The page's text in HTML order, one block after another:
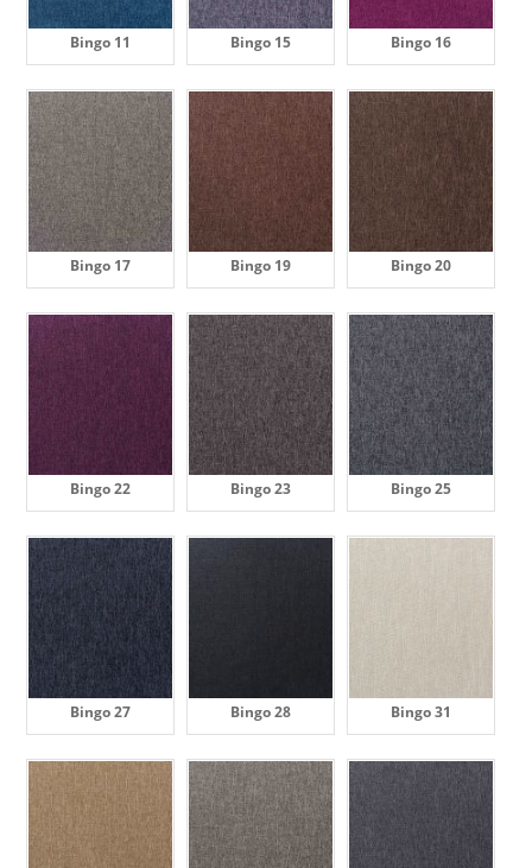
Bingo 11 Bingo 15 Bingo 16
Bingo 17 Bingo 19 Bingo 20
Bingo 22 Bingo 23 Bingo 25
Bingo 27 Bingo 28 Bingo 31